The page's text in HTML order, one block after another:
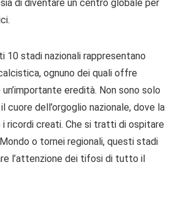
di diventare un centro globale per
10 stadi nazionali rappresentano
ognuno dei quali offre
un’importante eredità. Non sono solo
cuore dell’orgoglio nazionale, dove la
ricordi creati. Che si tratti di ospitare
o tornei regionali, questi stadi
l’attenzione dei tifosi di tutto il